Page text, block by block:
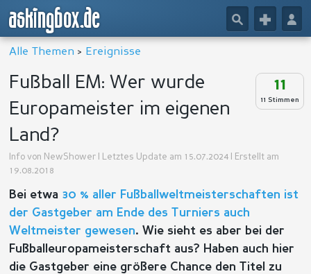
askingbox.de 👤
+
🔎
Alle Themen > Ereignisse
11
11 Stimmen
Fußball EM: Wer wurde
Europameister im eigenen
Land?
Info von NewShower | Letztes Update am 15.07.2024 | Erstellt am
19.08.2018
Bei etwa 30 % aller Fußballweltmeisterschaften ist
der Gastgeber am Ende des Turniers auch
Weltmeister gewesen. Wie sieht es aber bei der
Fußballeuropameisterschaft aus? Haben auch hier
die Gastgeber eine größere Chance den Titel zu